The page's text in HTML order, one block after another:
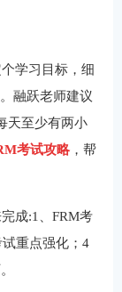
学习目标，细
融跃老师建议
天至少有两小
考试攻略 ，帮
成:1、FRM考
重点强化；4